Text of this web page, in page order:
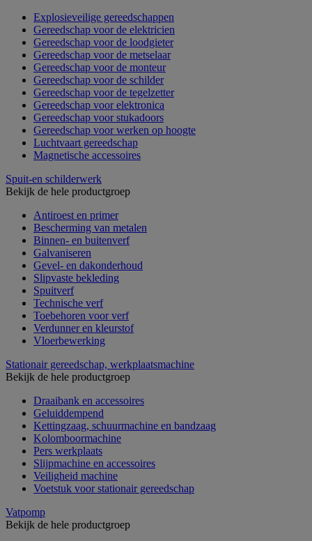
Explosieveilige gereedschappen
Gereedschap voor de elektricien
Gereedschap voor de loodgieter
Gereedschap voor de metselaar
Gereedschap voor de monteur
Gereedschap voor de schilder
Gereedschap voor de tegelzetter
Gereedschap voor elektronica
Gereedschap voor stukadoors
Gereedschap voor werken op hoogte
Luchtvaart gereedschap
Magnetische accessoires
Spuit-en schilderwerk
Bekijk de hele productgroep
Antiroest en primer
Bescherming van metalen
Binnen- en buitenverf
Galvaniseren
Gevel- en dakonderhoud
Slipvaste bekleding
Spuitverf
Technische verf
Toebehoren voor verf
Verdunner en kleurstof
Vloerbewerking
Stationair gereedschap, werkplaatsmachine
Bekijk de hele productgroep
Draaibank en accessoires
Geluiddempend
Kettingzaag, schuurmachine en bandzaag
Kolomboormachine
Pers werkplaats
Slijpmachine en accessoires
Veiligheid machine
Voetstuk voor stationair gereedschap
Vatpomp
Bekijk de hele productgroep